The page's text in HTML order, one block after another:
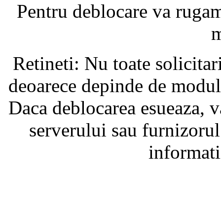
Pentru deblocare va
Retineti: Nu toate
deoarece depinde de
Daca deblocarea
serverului sau